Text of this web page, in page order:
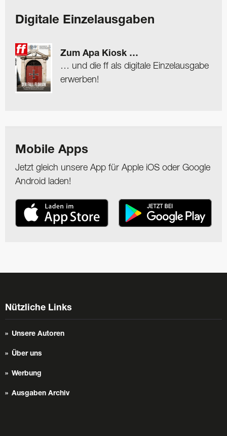
Digitale Einzelausgaben
Zum Apa Kiosk …
… und die ff als digitale Einzelausgabe
erwerben!
Mobile Apps
Jetzt gleich unsere App für Apple iOS oder Google
Android laden!
Nützliche Links
Unsere Autoren
Über uns
Werbung
Ausgaben Archiv